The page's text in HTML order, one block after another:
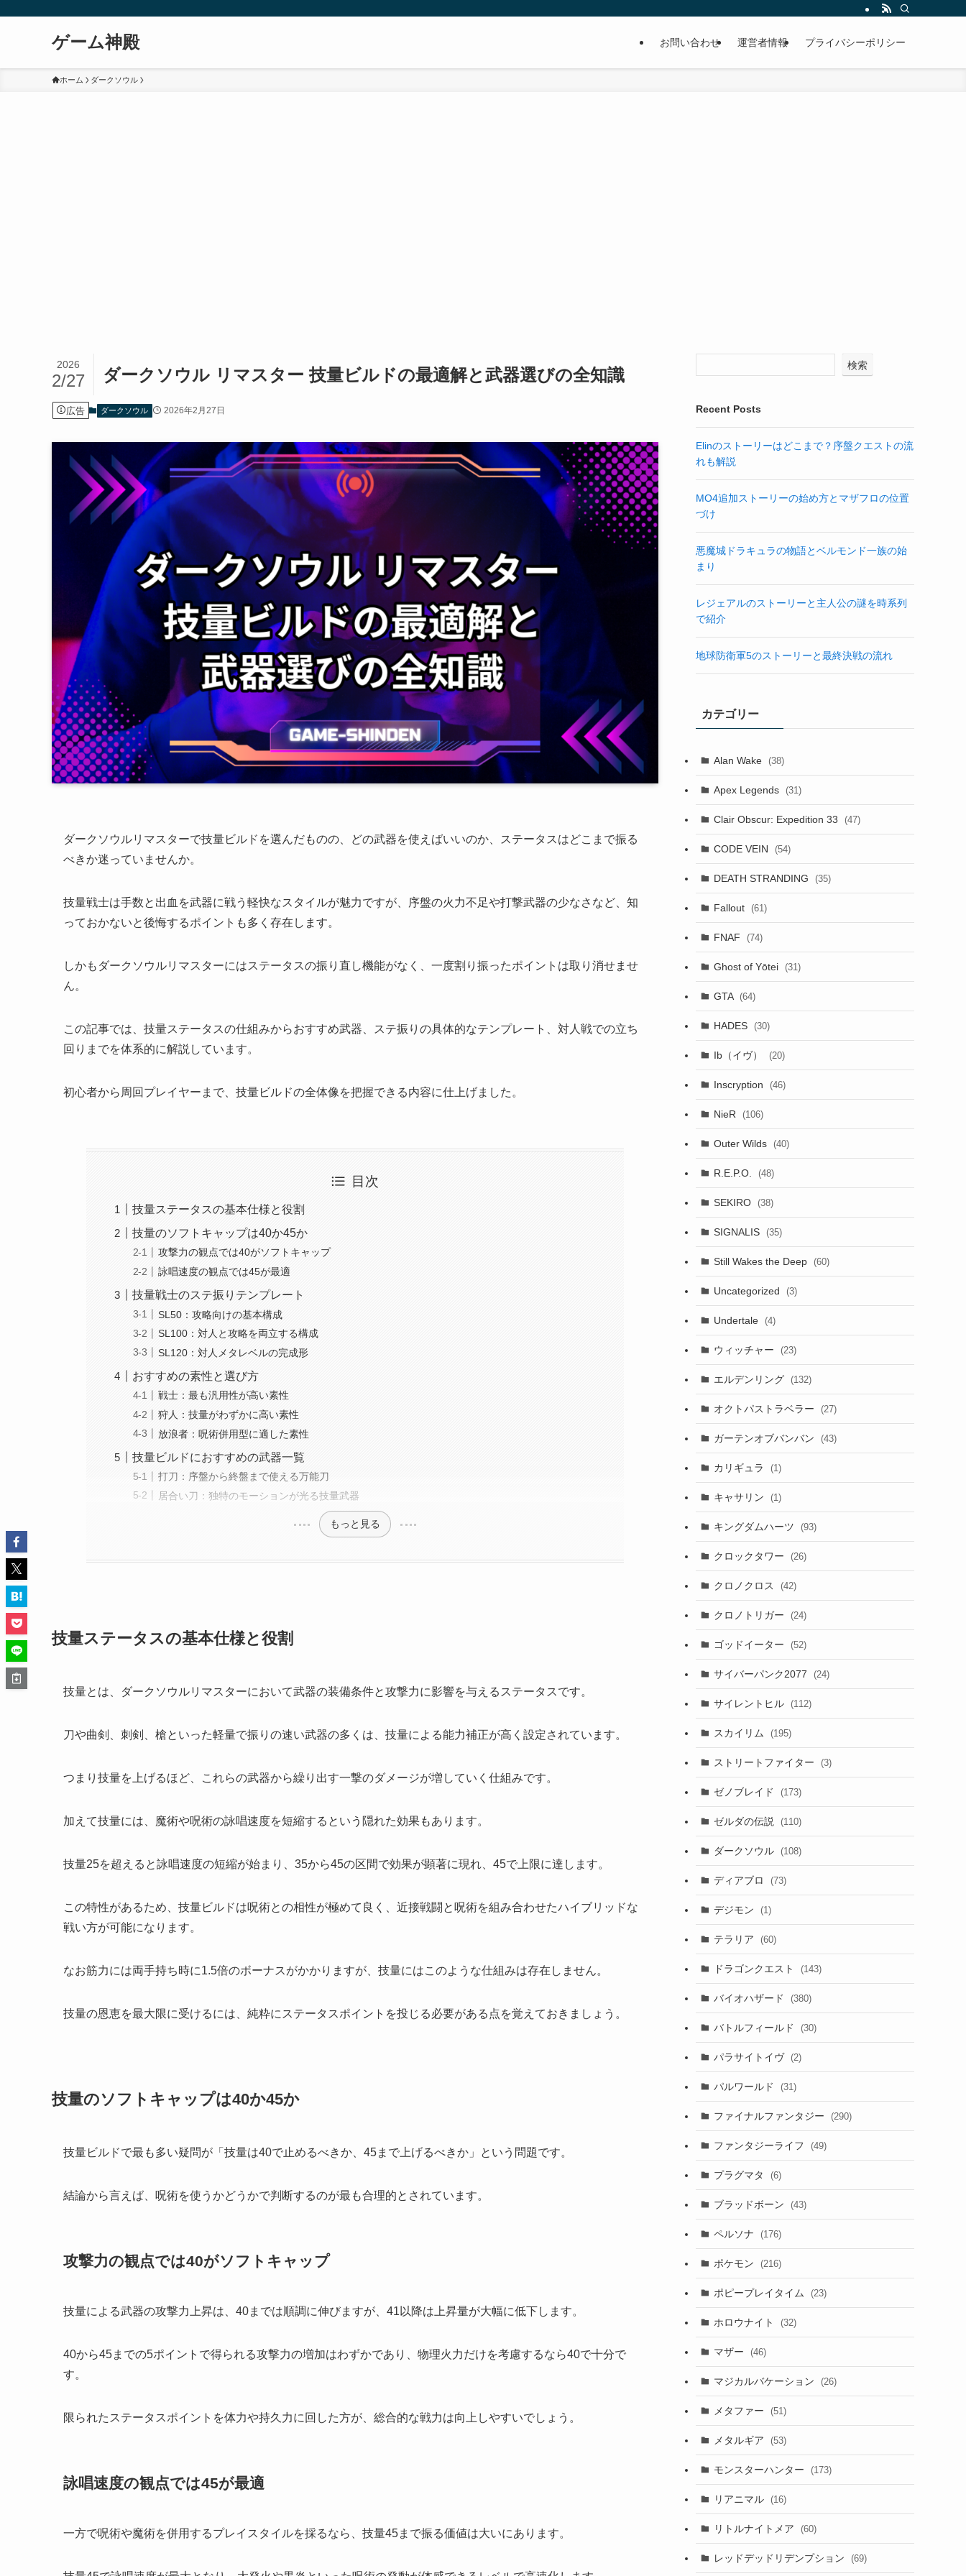
ゲーム神殿 お問い合わせ 運営者情報 プライバシーポリシー
ホーム ダークソウル
ダークソウル リマスター 技量ビルドの最適解と武器選びの全知識
2026
2/27
広告 ダークソウル 2026年2月27日
ダークソウルリマスターで技量ビルドを選んだものの、どの武器を使えばいいのか、ステータスはどこまで振る
べきか迷っていませんか。
技量戦士は手数と出血を武器に戦う軽快なスタイルが魅力ですが、序盤の火力不足や打撃武器の少なさなど、知
っておかないと後悔するポイントも多く存在します。
しかもダークソウルリマスターにはステータスの振り直し機能がなく、一度割り振ったポイントは取り消せませ
ん。
この記事では、技量ステータスの仕組みからおすすめ武器、ステ振りの具体的なテンプレート、対人戦での立ち
回りまでを体系的に解説しています。
初心者から周回プレイヤーまで、技量ビルドの全体像を把握できる内容に仕上げました。
目次
技量ステータスの基本仕様と役割
技量のソフトキャップは40か45か
攻撃力の観点では40がソフトキャップ
詠唱速度の観点では45が最適
技量戦士のステ振りテンプレート
SL50：攻略向けの基本構成
SL100：対人と攻略を両立する構成
SL120：対人メタレベルの完成形
おすすめの素性と選び方
戦士：最も汎用性が高い素性
狩人：技量がわずかに高い素性
放浪者：呪術併用型に適した素性
技量ビルドにおすすめの武器一覧
打刀：序盤から終盤まで使える万能刀
居合い刀：独特のモーションが光る技量武器
もっと見る
技量ステータスの基本仕様と役割
技量とは、ダークソウルリマスターにおいて武器の装備条件と攻撃力に影響を与えるステータスです。
刀や曲剣、刺剣、槍といった軽量で振りの速い武器の多くは、技量による能力補正が高く設定されています。
つまり技量を上げるほど、これらの武器から繰り出す一撃のダメージが増していく仕組みです。
加えて技量には、魔術や呪術の詠唱速度を短縮するという隠れた効果もあります。
技量25を超えると詠唱速度の短縮が始まり、35から45の区間で効果が顕著に現れ、45で上限に達します。
この特性があるため、技量ビルドは呪術との相性が極めて良く、近接戦闘と呪術を組み合わせたハイブリッドな
戦い方が可能になります。
なお筋力には両手持ち時に1.5倍のボーナスがかかりますが、技量にはこのような仕組みは存在しません。
技量の恩恵を最大限に受けるには、純粋にステータスポイントを投じる必要がある点を覚えておきましょう。
技量のソフトキャップは40か45か
技量ビルドで最も多い疑問が「技量は40で止めるべきか、45まで上げるべきか」という問題です。
結論から言えば、呪術を使うかどうかで判断するのが最も合理的とされています。
攻撃力の観点では40がソフトキャップ
技量による武器の攻撃力上昇は、40までは順調に伸びますが、41以降は上昇量が大幅に低下します。
40から45までの5ポイントで得られる攻撃力の増加はわずかであり、物理火力だけを考慮するなら40で十分で
す。
限られたステータスポイントを体力や持久力に回した方が、総合的な戦力は向上しやすいでしょう。
詠唱速度の観点では45が最適
一方で呪術や魔術を併用するプレイスタイルを採るなら、技量45まで振る価値は大いにあります。
検索
Recent Posts
Elinのストーリーはどこまで？序盤クエストの流
れも解説
MO4追加ストーリーの始め方とマザフロの位置
づけ
悪魔城ドラキュラの物語とベルモンド一族の始
まり
レジェアルのストーリーと主人公の謎を時系列
で紹介
地球防衛軍5のストーリーと最終決戦の流れ
カテゴリー
Alan Wake (38)
Apex Legends (31)
Clair Obscur: Expedition 33 (47)
CODE VEIN (54)
DEATH STRANDING (35)
Fallout (61)
FNAF (74)
Ghost of Yōtei (31)
GTA (64)
HADES (30)
Ib（イヴ） (20)
Inscryption (46)
NieR (106)
Outer Wilds (40)
R.E.P.O. (48)
SEKIRO (38)
SIGNALIS (35)
Still Wakes the Deep (60)
Uncategorized (3)
Undertale (4)
ウィッチャー (23)
エルデンリング (132)
オクトパストラベラー (27)
ガーテンオブバンバン (43)
カリギュラ (1)
キャサリン (1)
キングダムハーツ (93)
クロックタワー (26)
クロノクロス (42)
クロノトリガー (24)
ゴッドイーター (52)
サイバーパンク2077 (24)
サイレントヒル (112)
スカイリム (195)
ストリートファイター (3)
ゼノブレイド (173)
ゼルダの伝説 (110)
ダークソウル (108)
ディアブロ (73)
デジモン (1)
テラリア (60)
ドラゴンクエスト (143)
バイオハザード (380)
バトルフィールド (30)
パラサイトイヴ (2)
パルワールド (31)
ファイナルファンタジー (290)
ファンタジーライフ (49)
プラグマタ (6)
ブラッドボーン (43)
ペルソナ (176)
ポケモン (216)
ポピープレイタイム (23)
ホロウナイト (32)
マザー (46)
マジカルバケーション (26)
メタファー (51)
メタルギア (53)
モンスターハンター (173)
リアニマル (16)
リトルナイトメア (60)
レッドデッドリデンプション (69)